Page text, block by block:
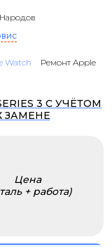
Watch
Ремонт Apple
3 С УЧЁТОМ
ЗАМЕНЕ
Цена
+ работа)